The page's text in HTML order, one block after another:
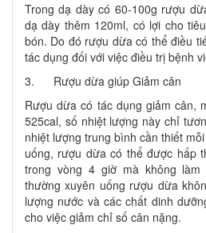
Trong dạ dày có 60-100g rượu
dạ dày thêm 120ml, có lợi cho
bón. Do đó rượu dừa có thể điều
tác dụng đối với việc điều trị bệnh
3. Rượu dừa giúp Giảm cân
Rượu dừa có tác dụng giảm cân,
525cal, số nhiệt lượng này chỉ
nhiệt lượng trung bình cần thiết
uống, rượu dừa có thể được hấp
trong vòng 4 giờ mà không
thường xuyên uống rượu dừa
lượng nước và các chất dinh
cho việc giảm chỉ số cân nặng.